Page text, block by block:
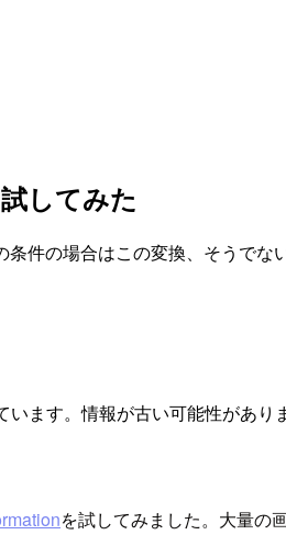
してみた
件の場合はこの変換、そうで
ます。情報が古い可能性があり
を試してみました。大量の